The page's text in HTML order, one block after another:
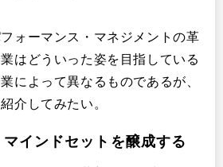
ォーマンス・マネジメントの革
はどういった姿を目指している
によって異なるものであるが、
介してみたい。
マインドセットを醸成する